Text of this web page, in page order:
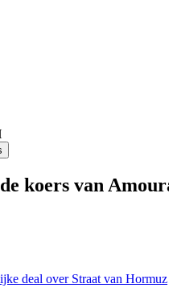
koers van
deal over Straat van Hormuz